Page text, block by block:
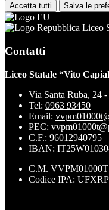
Accetta tutti Salva le
Liceo
Contatti
Liceo Statale “Vito
Via Santa Ruba, 24
Tel: 0963 93450
Email:
PEC:
C.F.: 96012940795
IBAN:
C.M. VVPM01000T
Codice IPA: